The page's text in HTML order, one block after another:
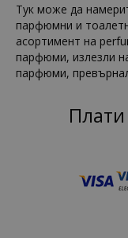
Тук може да
парфюмни и
асортимент на
парфюми, излезли
парфюми,